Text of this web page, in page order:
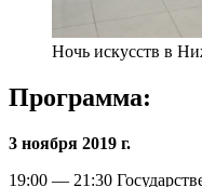
Ночь искусств в
Программа:
3 ноября 2019 г.
19:00 — 21:30